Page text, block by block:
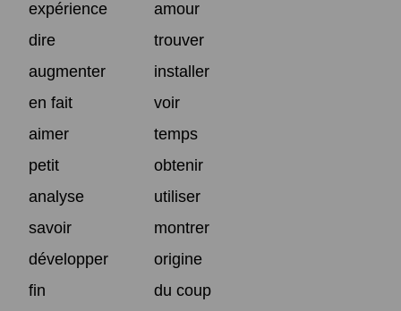
expérience
amour
dire
trouver
augmenter
installer
en fait
voir
aimer
temps
petit
obtenir
analyse
utiliser
savoir
montrer
développer
origine
fin
du coup